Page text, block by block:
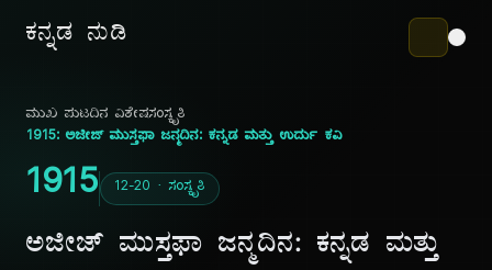
ಕನ್ನಡ ನುಡಿ
ಮುಖ ಪುಟದಿನ ವಿಶೇಷಸಂಸ್ಕೃತಿ
1915: ಅಜೀಜ್ ಮುಸ್ತಫಾ ಜನ್ಮದಿನ: ಕನ್ನಡ ಮತ್ತು ಉರ್ದು ಕವಿ
1915 12-20 · ಸಂಸ್ಕೃತಿ
ಅಜೀಜ್ ಮುಸ್ತಫಾ ಜನ್ಮದಿನ: ಕನ್ನಡ ಮತ್ತು